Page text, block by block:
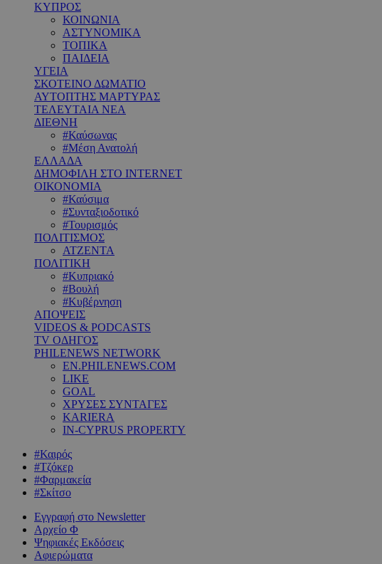
ΚΥΠΡΟΣ
ΚΟΙΝΩΝΙΑ
ΑΣΤΥΝΟΜΙΚΑ
ΤΟΠΙΚΑ
ΠΑΙΔΕΙΑ
ΥΓΕΙΑ
ΣΚΟΤΕΙΝΟ ΔΩΜΑΤΙΟ
ΑΥΤΟΠΤΗΣ ΜΑΡΤΥΡΑΣ
ΤΕΛΕΥΤΑΙΑ ΝΕΑ
ΔΙΕΘΝΗ
#Καύσωνας
#Μέση Ανατολή
ΕΛΛΑΔΑ
ΔΗΜΟΦΙΛΗ ΣΤΟ INTERNET
ΟΙΚΟΝΟΜΙΑ
#Καύσιμα
#Συνταξιοδοτικό
#Τουρισμός
ΠΟΛΙΤΙΣΜΟΣ
ΑΤΖΕΝΤΑ
ΠΟΛΙΤΙΚΗ
#Κυπριακό
#Βουλή
#Κυβέρνηση
ΑΠΟΨΕΙΣ
VIDEOS & PODCASTS
TV ΟΔΗΓΟΣ
PHILENEWS NETWORK
EN.PHILENEWS.COM
LIKE
GOAL
ΧΡΥΣΕΣ ΣΥΝΤΑΓΕΣ
KARIERA
IN-CYPRUS PROPERTY
#Καιρός
#Τζόκερ
#Φαρμακεία
#Σκίτσο
Εγγραφή στο Newsletter
Αρχείο Φ
Ψηφιακές Εκδόσεις
Αφιερώματα